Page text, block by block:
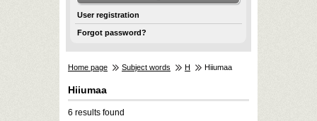
User registration
Forgot password?
Home page Subject words H Hiiumaa
Hiiumaa
6 results found